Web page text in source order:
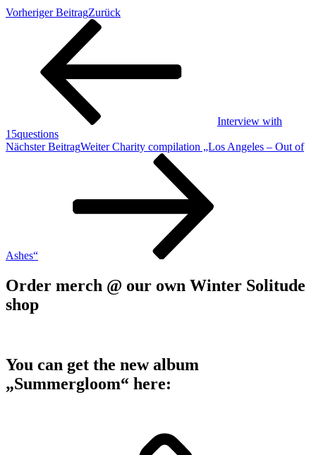
Vorheriger BeitragZurück
Interview with
15questions
Nächster BeitragWeiter Charity compilation „Los Angeles – Out of
Ashes“
Order merch @ our own Winter Solitude
shop
You can get the new album
„Summergloom“ here: